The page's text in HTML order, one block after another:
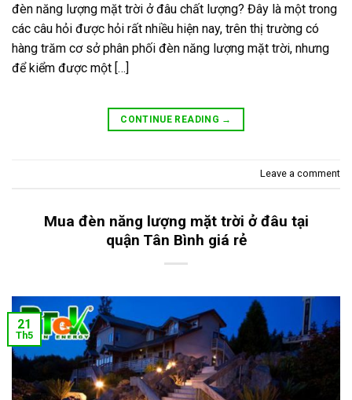
đèn năng lượng mặt trời ở đâu chất lượng? Đây là một trong
các câu hỏi được hỏi rất nhiều hiện nay, trên thị trường có
hàng trăm cơ sở phân phối đèn năng lượng mặt trời, nhưng
để kiểm được một […]
CONTINUE READING →
Leave a comment
Mua đèn năng lượng mặt trời ở đâu tại
quận Tân Bình giá rẻ
21
Th5